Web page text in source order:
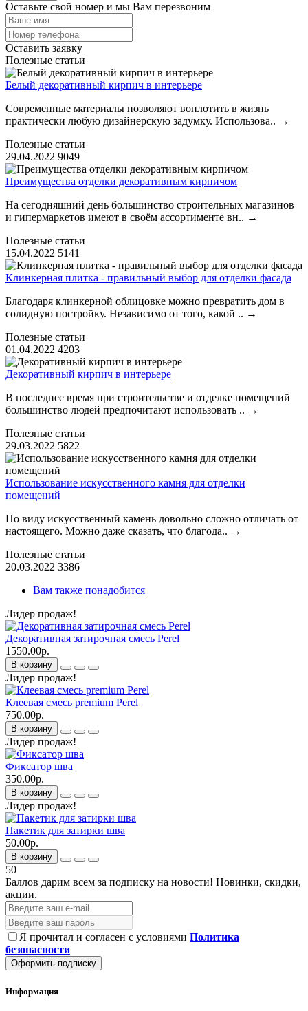
Оставьте свой номер и мы Вам перезвоним
Оставить заявку
Полезные статьи
Белый декоративный кирпич в интерьере
Современные материалы позволяют воплотить в жизнь
практически любую дизайнерскую задумку. Использова.. →
Полезные статьи
29.04.2022 9049
Преимущества отделки декоративным кирпичом
На сегодняшний день большинство строительных магазинов
и гипермаркетов имеют в своём ассортименте вн.. →
Полезные статьи
15.04.2022 5141
Клинкерная плитка - правильный выбор для отделки фасада
Благодаря клинкерной облицовке можно превратить дом в
солидную постройку. Независимо от того, какой .. →
Полезные статьи
01.04.2022 4203
Декоративный кирпич в интерьере
В последнее время при строительстве и отделке помещений
большинство людей предпочитают использовать .. →
Полезные статьи
29.03.2022 5822
Использование искусственного камня для отделки
помещений
По виду искусственный камень довольно сложно отличать от
настоящего. Можно даже сказать, что благода.. →
Полезные статьи
20.03.2022 3386
Вам также понадобится
Лидер продаж!
Декоративная затирочная смесь Perel
1550.00р.
В корзину
Лидер продаж!
Клеевая смесь premium Perel
750.00р.
В корзину
Лидер продаж!
Фиксатор шва
350.00р.
В корзину
Лидер продаж!
Пакетик для затирки шва
50.00р.
В корзину
50
Баллов дарим всем за подписку на новости! Новинки, скидки,
акции.
Я прочитал и согласен с условиями Политика
безопасности
Оформить подписку
Информация